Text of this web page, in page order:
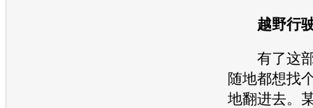
越野行
有了这
随地都想找
地翻进去。